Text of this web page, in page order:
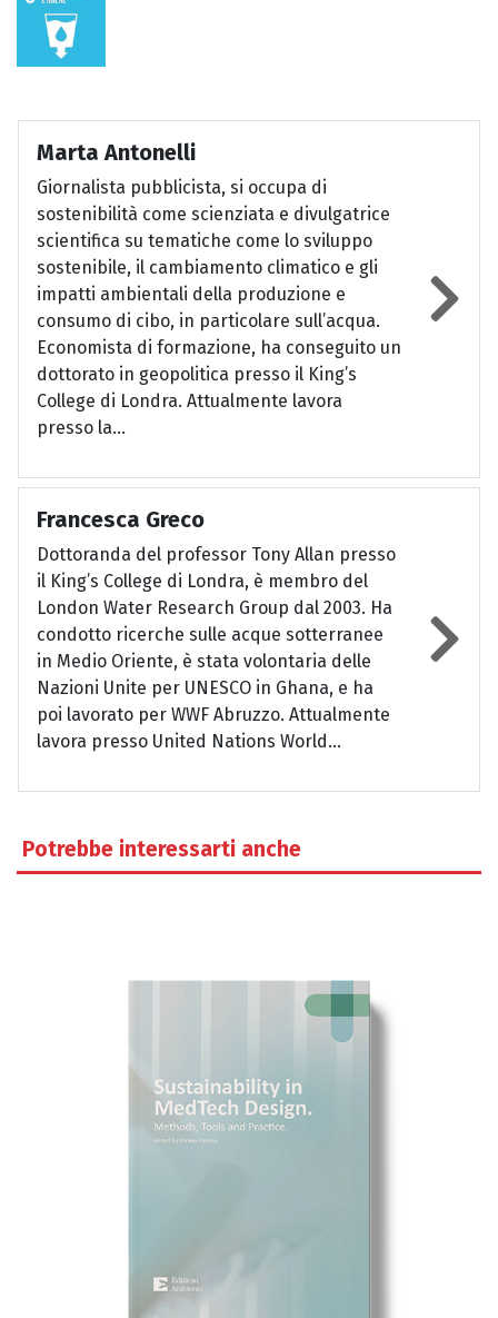
Marta Antonelli
Giornalista pubblicista, si occupa di
sostenibilità come scienziata e divulgatrice
scientifica su tematiche come lo sviluppo
sostenibile, il cambiamento climatico e gli
impatti ambientali della produzione e
consumo di cibo, in particolare sull’acqua.
Economista di formazione, ha conseguito un
dottorato in geopolitica presso il King’s
College di Londra. Attualmente lavora
presso la...
Francesca Greco
Dottoranda del professor Tony Allan presso
il King’s College di Londra, è membro del
London Water Research Group dal 2003. Ha
condotto ricerche sulle acque sotterranee
in Medio Oriente, è stata volontaria delle
Nazioni Unite per UNESCO in Ghana, e ha
poi lavorato per WWF Abruzzo. Attualmente
lavora presso United Nations World...
Potrebbe interessarti anche